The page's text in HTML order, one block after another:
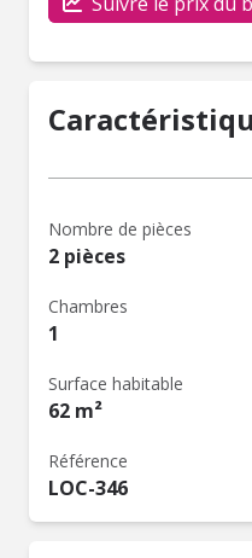
Nombre de pièces
2 pièces
Chambres
1
Surface habitable
62 m²
Référence
LOC-346